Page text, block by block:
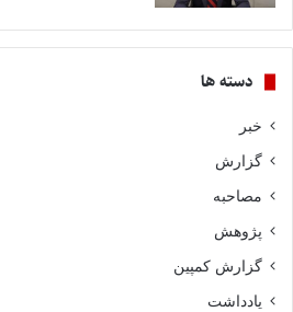
دسته ها
خبر
گزارش
مصاحبه
پژوهش
گزارش کمپین
یادداشت